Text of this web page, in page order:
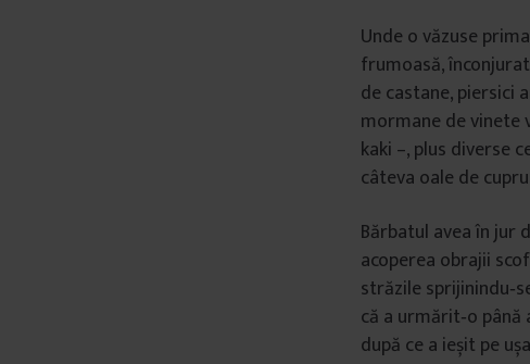
Unde o văzuse
frumoasă,
de castane, piersici
mormane de vinete
kaki –, plus diverse
câteva oale de
Bărbatul avea în jur
acoperea obrajii
străzile
că a urmărit‑o
după ce a ieșit pe